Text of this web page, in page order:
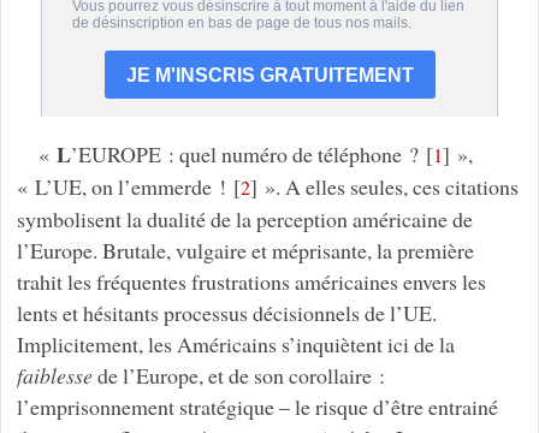
« L’EUROPE : quel numéro de téléphone ?[1] »,
« L’UE, on l’emmerde ! [2] ». A elles seules, ces citations
symbolisent la dualité de la perception américaine de
l’Europe. Brutale, vulgaire et méprisante, la première
trahit les fréquentes frustrations américaines envers les
lents et hésitants processus décisionnels de l’UE.
Implicitement, les Américains s’inquiètent ici de la
faiblessede l’Europe, et de son corollaire :
l’emprisonnement stratégique – le risque d’être entrainé